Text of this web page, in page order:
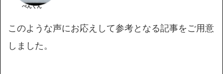
ぺんくん
このような声にお応えして参考となる記事をご用意
しました。